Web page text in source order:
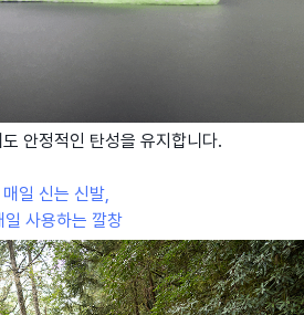
안정적인 탄성을 유지합니다.
매일 신는 신발,
일 사용하는 깔창